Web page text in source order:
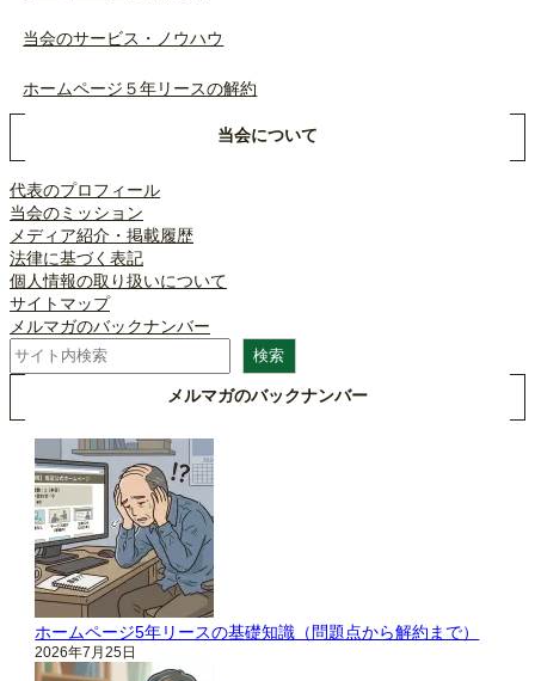
当会のサービス・ノウハウ
ホームページ５年リースの解約
当会について
代表のプロフィール
当会のミッション
メディア紹介・掲載履歴
法律に基づく表記
個人情報の取り扱いについて
サイトマップ
メルマガのバックナンバー
検
索
検索
メルマガのバックナンバー
ホームページ5年リースの基礎知識（問題点から解約まで）
2026年7月25日